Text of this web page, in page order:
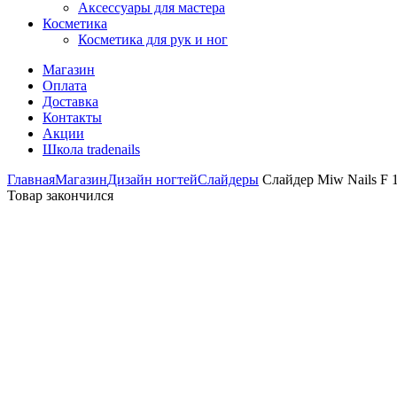
Аксессуары для мастера
Косметика
Косметика для рук и ног
Магазин
Оплата
Доставка
Контакты
Акции
Школа tradenails
ГлавнаяМагазинДизайн ногтейСлайдеры Слайдер Miw Nails F
Товар закончился